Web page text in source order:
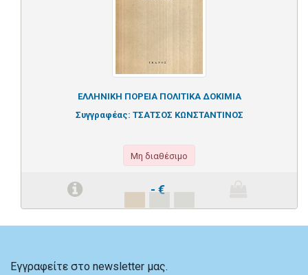
ΕΛΛΗΝΙΚΗ ΠΟΡΕΙΑ ΠΟΛΙΤΙΚΑ ΔΟΚΙΜΙΑ
Συγγραφέας: ΤΣΑΤΣΟΣ ΚΩΝΣΤΑΝΤΙΝΟΣ
Μη διαθέσιμο
- €
Εγγραφείτε στο newsletter μας.